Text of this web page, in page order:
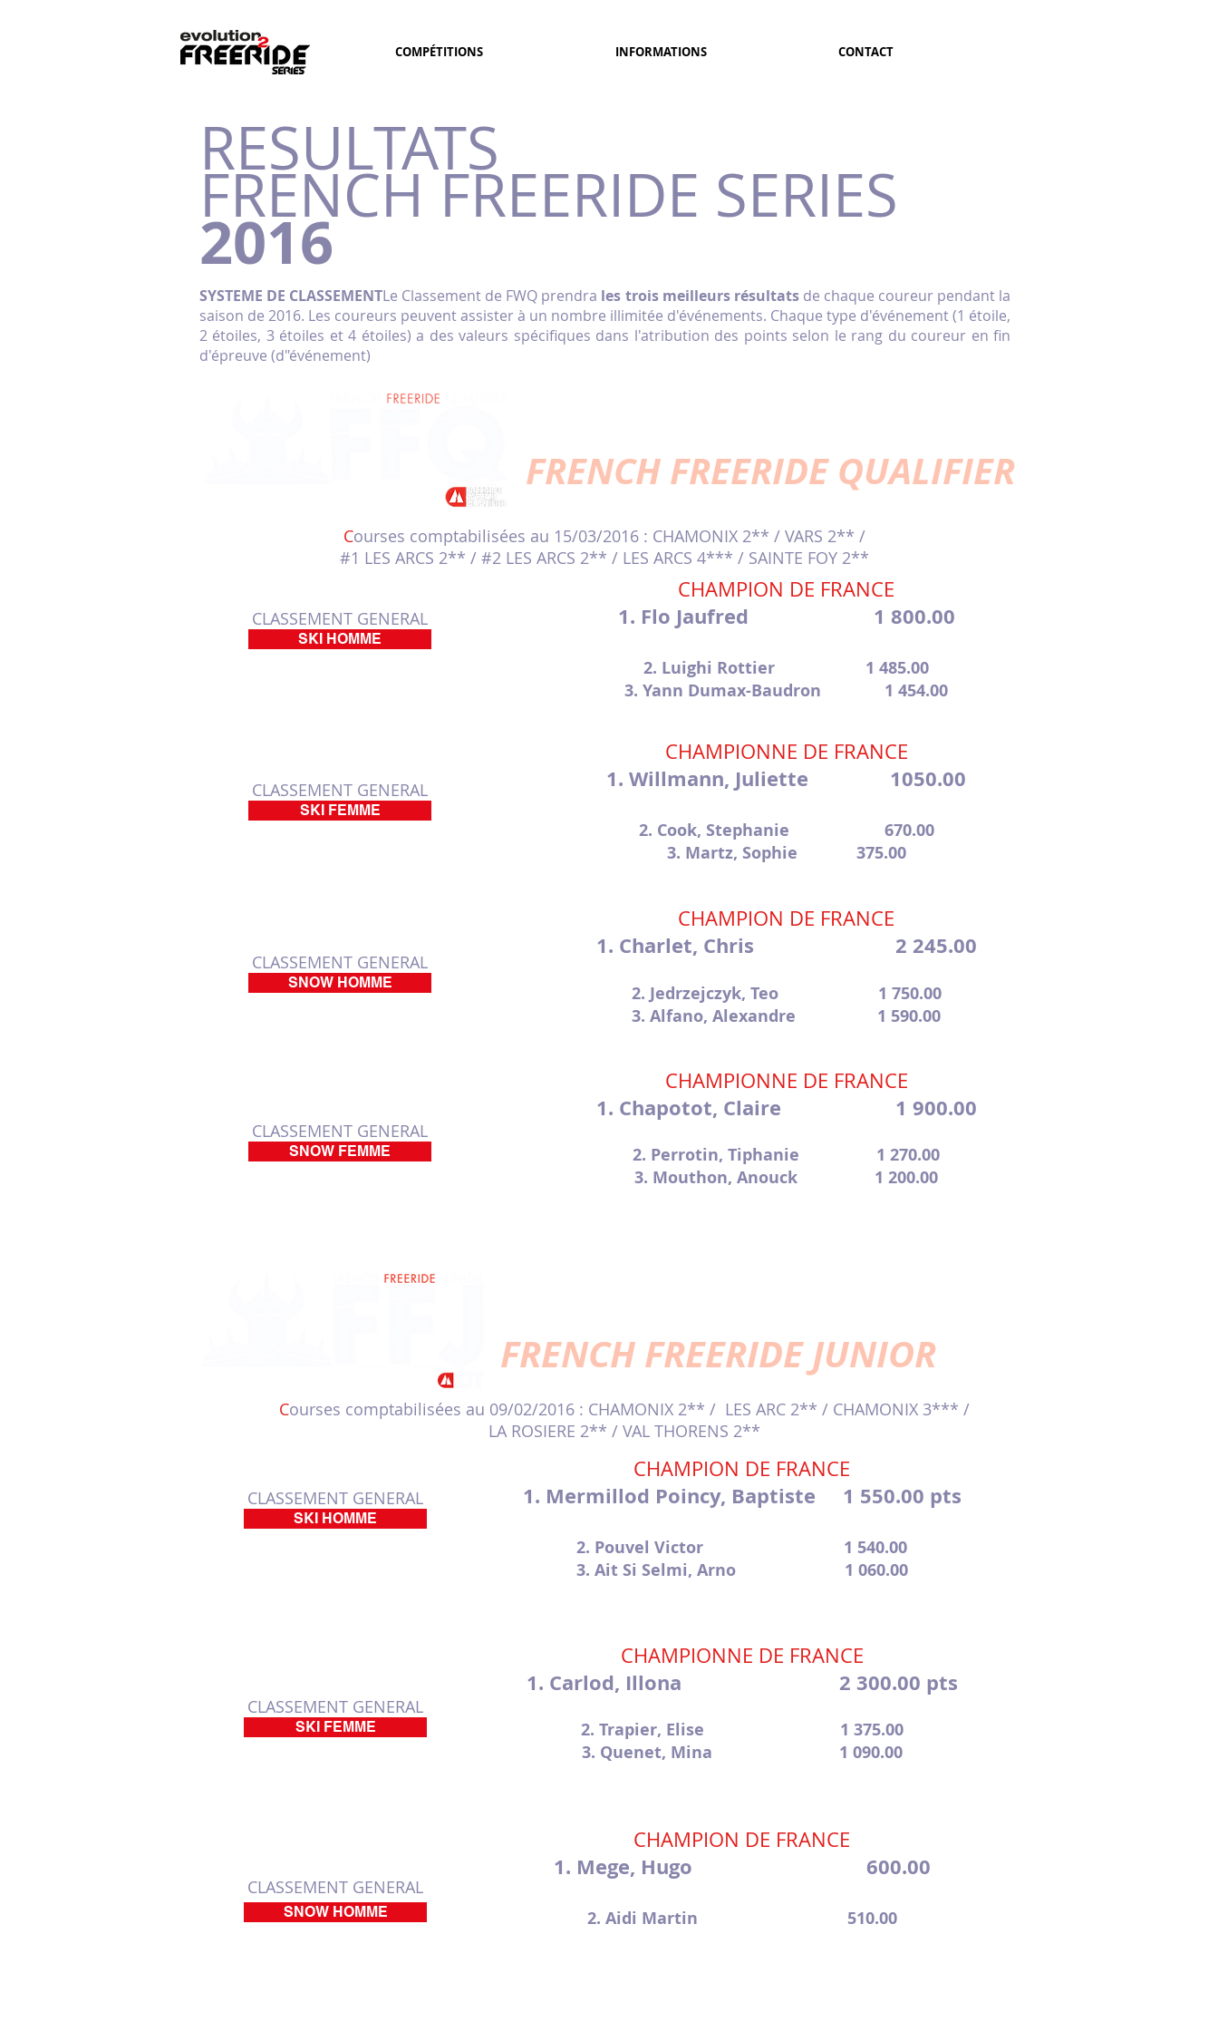
COMPÉTITIONS INFORMATIONS CONTACT
RESULTATS
FRENCH FREERIDE SERIES
2016
SYSTEME DE CLASSEMENTLe Classement de FWQ prendra les trois meilleurs résultatsde chaque coureur pendant la
saison de 2016. Les coureurs peuvent assister à un nombre illimitée d'événements. Chaque type d'événement (1 étoile,
2 étoiles, 3 étoiles et 4 étoiles) a des valeurs spécifiques dans l'atribution des points selon le rang du coureur en fin
d'épreuve (d"événement)
FRENCH FREERIDE QUALIFIER
Courses comptabilisées au 15/03/2016 : CHAMONIX 2** / VARS 2** /
#1 LES ARCS 2** / #2 LES ARCS 2** / LES ARCS 4*** / SAINTE FOY 2**
CLASSEMENT GENERAL
SKI HOMME
CHAMPION DE FRANCE
1. Flo Jaufred 1 800.00
2. Luighi Rottier 1 485.00
3. Yann Dumax-Baudron 1 454.00
CLASSEMENT GENERAL
SKI FEMME
CHAMPIONNE DE FRANCE
1. Willmann, Juliette 1050.00
2. Cook, Stephanie 670.00
3. Martz, Sophie 375.00
CLASSEMENT GENERAL
SNOW HOMME
CLASSEMENT GENERAL
SNOW FEMME
CHAMPION DE FRANCE
1. Charlet, Chris 2 245.00
2. Jedrzejczyk, Teo 1 750.00
3. Alfano, Alexandre 1 590.00
CHAMPIONNE DE FRANCE
1. Chapotot, Claire 1 900.00
2. Perrotin, Tiphanie 1 270.00
3. Mouthon, Anouck 1 200.00
FRENCH FREERIDE JUNIOR
Courses comptabilisées au 09/02/2016 : CHAMONIX 2** / LES ARC 2** / CHAMONIX 3*** /
LA ROSIERE 2** / VAL THORENS 2**
CLASSEMENT GENERAL
SKI HOMME
CHAMPION DE FRANCE
1. Mermillod Poincy, Baptiste 1 550.00 pts
2. Pouvel Victor 1 540.00
3. Ait Si Selmi, Arno 1 060.00
CLASSEMENT GENERAL
SKI FEMME
CHAMPIONNE DE FRANCE
1. Carlod, Illona 2 300.00 pts
2. Trapier, Elise 1 375.00
3. Quenet, Mina 1 090.00
CLASSEMENT GENERAL
SNOW HOMME
CHAMPION DE FRANCE
1. Mege, Hugo 600.00
2. Aidi Martin 510.00